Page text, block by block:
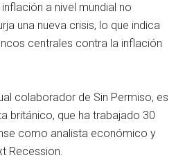
a nivel mundial no
una nueva crisis, lo que indica
centrales contra la inflación
colaborador de Sin Permiso, es
británico, que ha trabajado 30
como analista económico y
Recession.